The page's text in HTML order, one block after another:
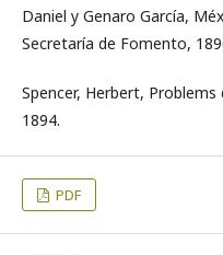
Daniel y Genaro García,
Secretaría de Fomento,
Spencer, Herbert,
1894.
PDF